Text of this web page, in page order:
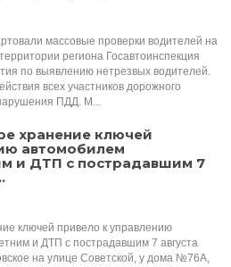
массовые проверки водителей на
региона Госавтоинспекция
по выявлению нетрезвых водителей.
всех участников дорожного
ПДД. М...
хранение ключей
автомобилем
и ДТП с пострадавшим 7
ключей привело к управлению
и ДТП с пострадавшим 7 августа
на улице Советской, у дома №76А,